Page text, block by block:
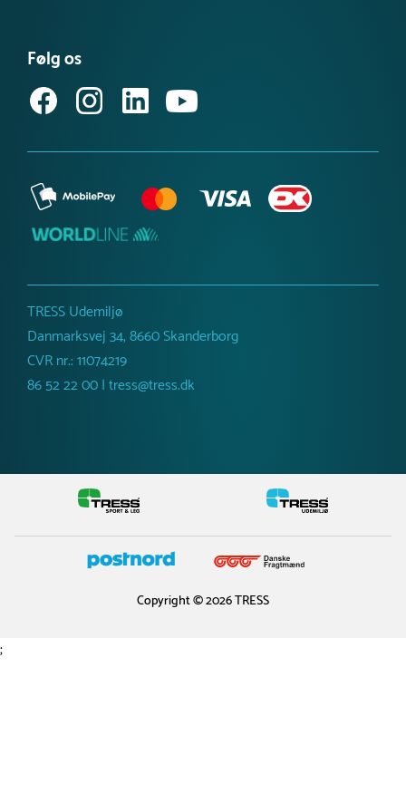
Få vores nyhedsbrev
Købsvilkår (erhverv)
Følg os
TRESS Udemiljø
Danmarksvej 34, 8660 Skanderborg
CVR nr.: 11074219
86 52 22 00 | tress@tress.dk
Copyright © 2026 TRESS
;